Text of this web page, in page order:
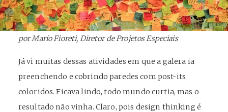
por Mario Fioreti, Diretor de Projetos Especiais
Já vi muitas dessas atividades em que a galera ia
preenchendo e cobrindo paredes com post-its
coloridos. Ficava lindo, todo mundo curtia, mas o
resultado não vinha. Claro, pois design thinking é